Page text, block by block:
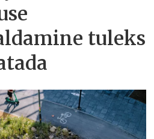
tuleks